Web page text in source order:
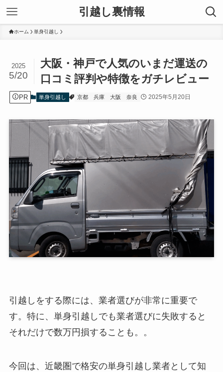
引越し裏情報
ホーム 単身引越し
大阪・神戸で人気のいまだ運送の
口コミ評判や特徴をガチレビュー
2025
5/20
PR 単身引越し 京都 兵庫 大阪 奈良 2025年5月20日
引越しをする際には、業者選びが非常に重要で
す。特に、単身引越しでも業者選びに失敗すると
それだけで数万円損することも。。
今回は、近畿圏で格安の単身引越し業者として知